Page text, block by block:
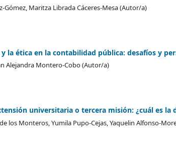
Gómez, Maritza Librada Cáceres-Mesa (Autor/a)
la ética en la contabilidad pública: desafíos y
Alejandra Montero-Cobo (Autor/a)
universitaria o tercera misión: ¿cuál es la
los Monteros, Yumila Pupo-Cejas, Yaquelin Alfonso-